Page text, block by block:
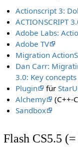
Actionscript 3:
ACTIONSCRIPT
Adobe Labs:
Adobe TV
Migration
Dan Carr:
3.0: Key
Plugin
für
Alchemy
(C++-
Sandbox
Flash CS5.5